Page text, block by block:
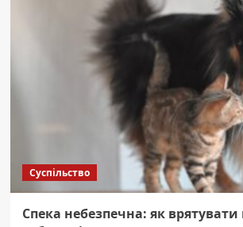
Суспільство
Спека небезпечна: як